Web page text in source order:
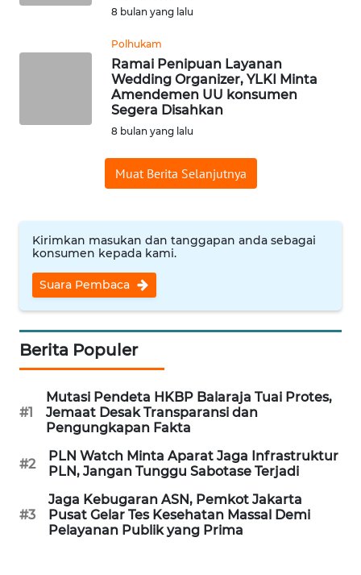
8 bulan yang lalu
Polhukam
Ramai Penipuan Layanan
Wedding Organizer, YLKI Minta
Amendemen UU konsumen
Segera Disahkan
8 bulan yang lalu
Muat Berita Selanjutnya
Kirimkan masukan dan tanggapan anda sebagai
konsumen kepada kami.
Suara Pembaca
Berita Populer
#1
Mutasi Pendeta HKBP Balaraja Tuai Protes,
Jemaat Desak Transparansi dan
Pengungkapan Fakta
#2
PLN Watch Minta Aparat Jaga Infrastruktur
PLN, Jangan Tunggu Sabotase Terjadi
#3
Jaga Kebugaran ASN, Pemkot Jakarta
Pusat Gelar Tes Kesehatan Massal Demi
Pelayanan Publik yang Prima
KEPULAUAN
WN
WN
WN
WN
WN
SUKABUMI